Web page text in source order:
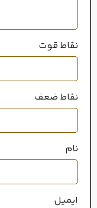
نقاط قوت
نقاط ضعف
نام
ایمیل